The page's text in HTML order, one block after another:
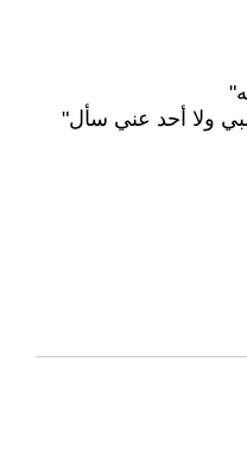
ولا أحد عني سأل"